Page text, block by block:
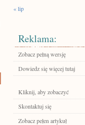
« lip
Reklama:
Zobacz pełną wersję
Dowiedz się więcej tutaj
Kliknij, aby zobaczyć
Skontaktuj się
Zobacz pełen artykuł